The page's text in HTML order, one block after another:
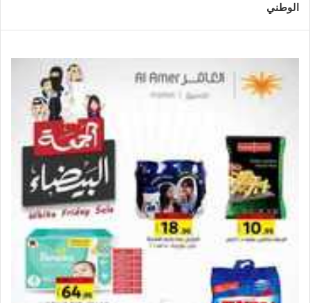
الوطني